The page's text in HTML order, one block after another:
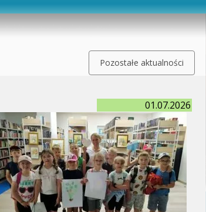
Pozostałe aktualności
01.07.2026